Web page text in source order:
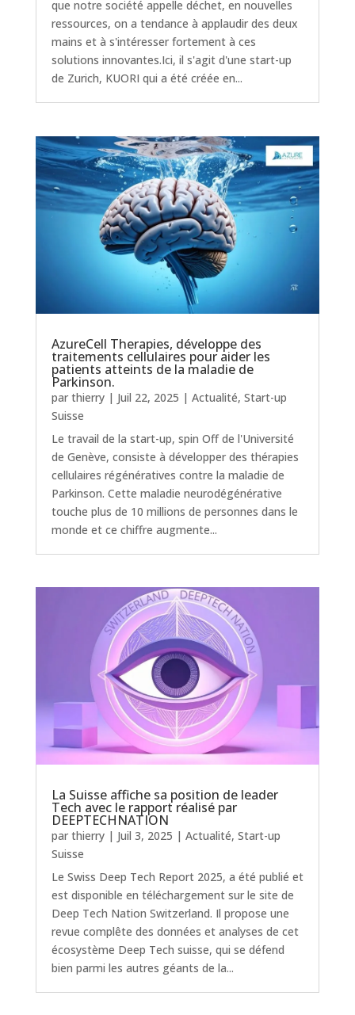
que notre société appelle déchet, en nouvelles
ressources, on a tendance à applaudir des deux
mains et à s'intéresser fortement à ces
solutions innovantes.Ici, il s'agit d'une start-up
de Zurich, KUORI qui a été créée en...
AzureCell Therapies, développe des
traitements cellulaires pour aider les
patients atteints de la maladie de
Parkinson.
par thierry| Juil 22, 2025 | Actualité, Start-up
Suisse
Le travail de la start-up, spin Off de l'Université
de Genève, consiste à développer des thérapies
cellulaires régénératives contre la maladie de
Parkinson. Cette maladie neurodégénérative
touche plus de 10 millions de personnes dans le
monde et ce chiffre augmente...
La Suisse affiche sa position de leader
Tech avec le rapport réalisé par
DEEPTECHNATION
par thierry| Juil 3, 2025 | Actualité, Start-up
Suisse
Le Swiss Deep Tech Report 2025, a été publié et
est disponible en téléchargement sur le site de
Deep Tech Nation Switzerland. Il propose une
revue complête des données et analyses de cet
écosystème Deep Tech suisse, qui se défend
bien parmi les autres géants de la...